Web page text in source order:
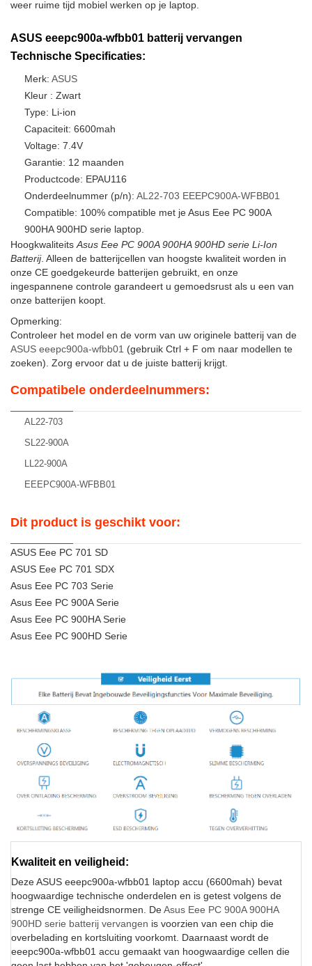
weer ruime tijd mobiel werken op je laptop.
ASUS eeepc900a-wfbb01 batterij vervangen
Technische Specificaties:
Merk: ASUS
Kleur : Zwart
Type: Li-ion
Capaciteit: 6600mah
Voltage: 7.4V
Garantie: 12 maanden
Productcode: EPAU116
Onderdeelnummer (p/n): AL22-703 EEEPC900A-WFBB01
Compatible: 100% compatible met je Asus Eee PC 900A
900HA 900HD serie laptop.
Hoogkwaliteits Asus Eee PC 900A 900HA 900HD serie Li-Ion
Batterij. Alleen de batterijcellen van hoogste kwaliteit worden in
onze CE goedgekeurde batterijen gebruikt, en onze
ingespannene controle garandeert u gemoedsrust als u een van
onze batterijen koopt.
Opmerking:
Controleer het model en de vorm van uw originele batterij van de
ASUS eeepc900a-wfbb01 (gebruik Ctrl + F om naar modellen te
zoeken). Zorg ervoor dat u de juiste batterij krijgt.
Compatibele onderdeelnummers:
AL22-703
SL22-900A
LL22-900A
EEEPC900A-WFBB01
Dit product is geschikt voor:
ASUS Eee PC 701 SD
ASUS Eee PC 701 SDX
Asus Eee PC 703 Serie
Asus Eee PC 900A Serie
Asus Eee PC 900HA Serie
Asus Eee PC 900HD Serie
Kwaliteit en veiligheid:
Deze ASUS eeepc900a-wfbb01 laptop accu (6600mah) bevat
hoogwaardige technische onderdelen en is getest volgens de
strenge CE veiligheidsnormen. DeAsus Eee PC 900A 900HA
900HD serie batterij vervangen is voorzien van een chip die
overbelading en kortsluiting voorkomt. Daarnaast wordt de
eeepc900a-wfbb01 accu gemaakt van hoogwaardige cellen die